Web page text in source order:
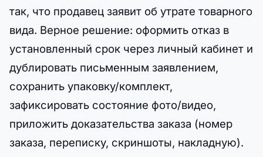
так, что продавец заявит об утрате товарного
вида. Верное решение: оформить отказ в
установленный срок через личный кабинет и
дублировать письменным заявлением,
сохранить упаковку/комплект,
зафиксировать состояние фото/видео,
приложить доказательства заказа (номер
заказа, переписку, скриншоты, накладную).